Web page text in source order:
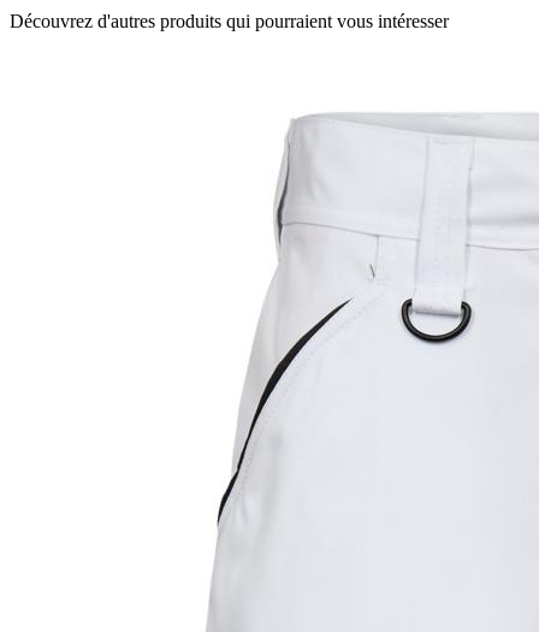
Découvrez d'autres produits qui pourraient vous intéresser